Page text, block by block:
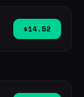
$14.52